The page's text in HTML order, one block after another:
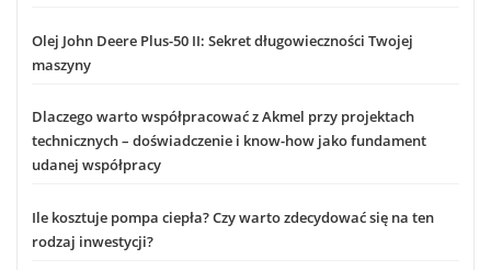
Olej John Deere Plus-50 II: Sekret długowieczności Twojej
maszyny
Dlaczego warto współpracować z Akmel przy projektach
technicznych – doświadczenie i know-how jako fundament
udanej współpracy
Ile kosztuje pompa ciepła? Czy warto zdecydować się na ten
rodzaj inwestycji?